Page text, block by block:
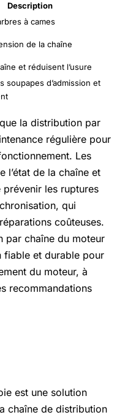
Description
à cames
de la chaîne
et réduisent l’usure
soupapes d’admission et
la distribution par
régulière pour
Les
l’état de la chaîne et
les ruptures
qui
coûteuses.
par chaîne du moteur
fiable et durable pour
du moteur, à
recommandations
est une solution
chaîne de distribution